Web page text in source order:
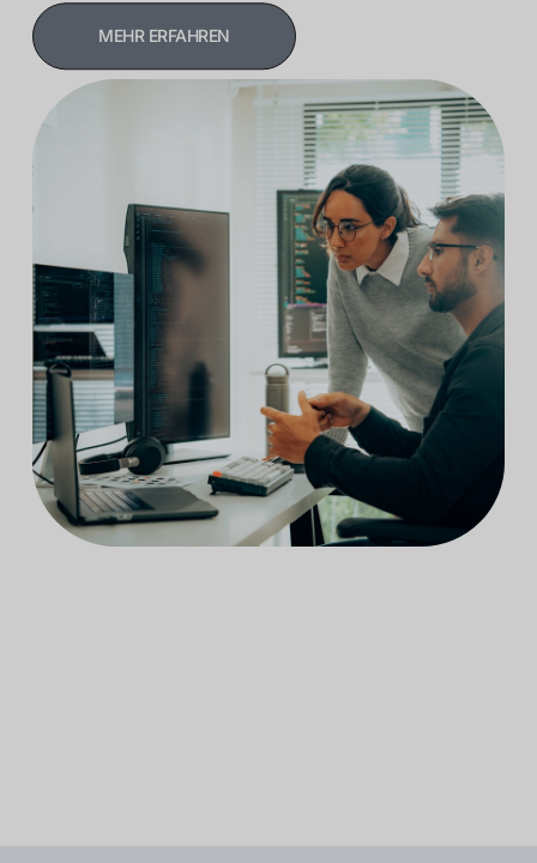
MEHR ERFAHREN